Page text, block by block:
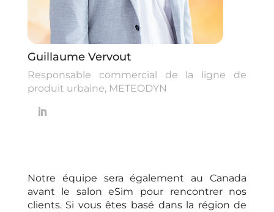
Guillaume Vervout
Responsable commercial de la ligne de
produit urbaine, METEODYN
Notre équipe sera également au Canada
avant le salon eSim pour rencontrer nos
clients. Si vous êtes basé dans la région de